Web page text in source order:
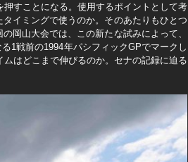
すことになる。使用するポイントとして考
イミングで使うのか。そのあたりもひとつ
岡山大会では、この新たな試みによって、
1戦前の1994年パシフィックGPでマークし
はどこまで伸びるのか。セナの記録に迫る